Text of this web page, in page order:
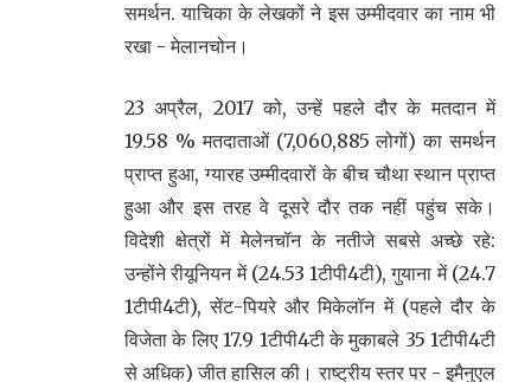
समर्थन. याचिका के लेखकों ने इस उम्मीदवार का नाम भी
रखा - मेलानचोन।
23 अप्रैल, 2017 को, उन्हें पहले दौर के मतदान में
19.58 % मतदाताओं (7,060,885 लोगों) का समर्थन
प्राप्त हुआ, ग्यारह उम्मीदवारों के बीच चौथा स्थान प्राप्त
हुआ और इस तरह वे दूसरे दौर तक नहीं पहुंच सके।
विदेशी क्षेत्रों में मेलेनचॉन के नतीजे सबसे अच्छे रहे:
उन्होंने रीयूनियन में (24.53 1टीपी4टी), गुयाना में (24.7
1टीपी4टी), सेंट-पियरे और मिकेलॉन में (पहले दौर के
विजेता के लिए 17.9 1टीपी4टी के मुकाबले 35 1टीपी4टी
से अधिक) जीत हासिल की। राष्ट्रीय स्तर पर - इमैनुएल